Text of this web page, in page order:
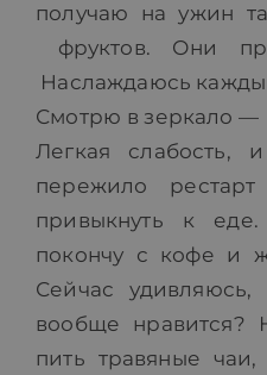
получаю на ужин
фруктов. Они
Наслаждаюсь
Смотрю в зеркало —
Легкая слабость,
пережило
привыкнуть к
покончу с кофе и
Сейчас
вообще нравится?
пить травяные чаи,